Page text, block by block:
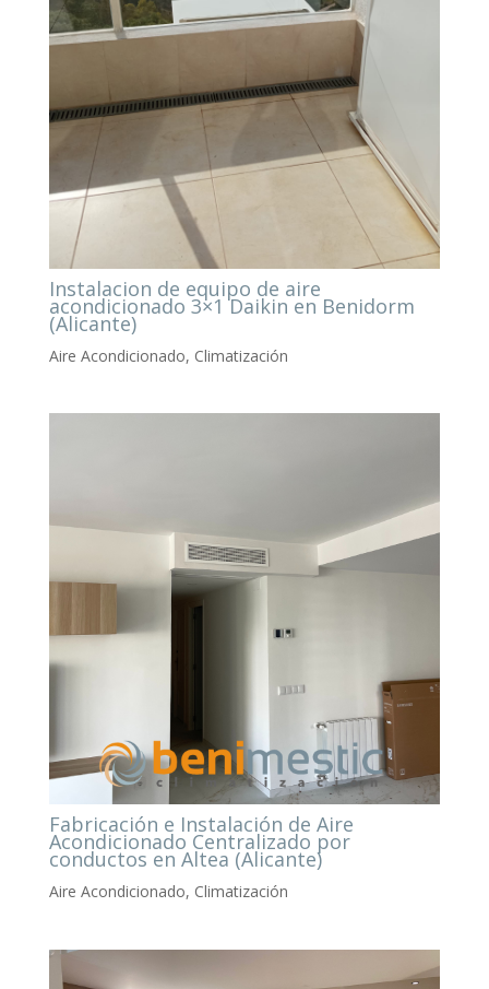
Instalacion de equipo de aire
acondicionado 3×1 Daikin en Benidorm
(Alicante)
Aire Acondicionado, Climatización
Fabricación e Instalación de Aire
Acondicionado Centralizado por
conductos en Altea (Alicante)
Aire Acondicionado, Climatización